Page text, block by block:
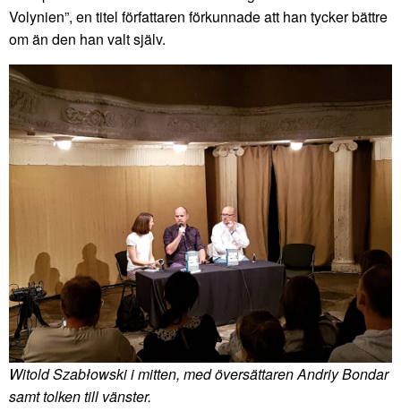
Volynien”, en titel författaren förkunnade att han tycker bättre
om än den han valt själv.
Witold Szabłowski i mitten, med översättaren Andriy Bondar
samt tolken till vänster.